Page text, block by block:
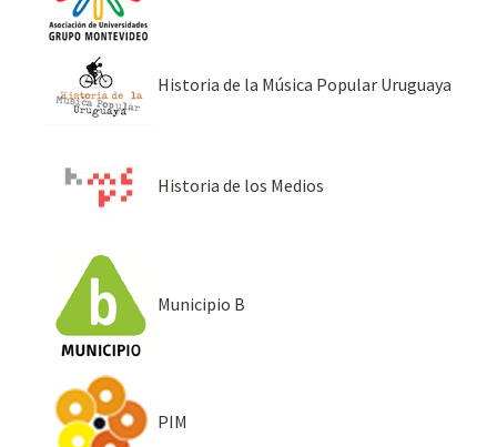
Historia de la Música Popular Uruguaya
Historia de los Medios
Municipio B
PIM